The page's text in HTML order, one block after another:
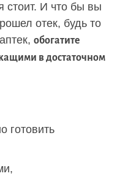
стоит. И что бы вы
отек, будь то
обогатите
в достаточном
готовить